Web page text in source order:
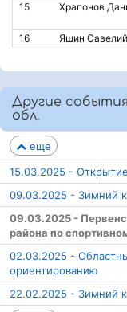
15 Храпонов
16 Яшин Савелий
Другие
обл.
еще
15.03.2025 -
09.03.2025 - Зимний
09.03.2025 -
района по
02.03.2025 -
ориентированию
22.02.2025 - Зимний